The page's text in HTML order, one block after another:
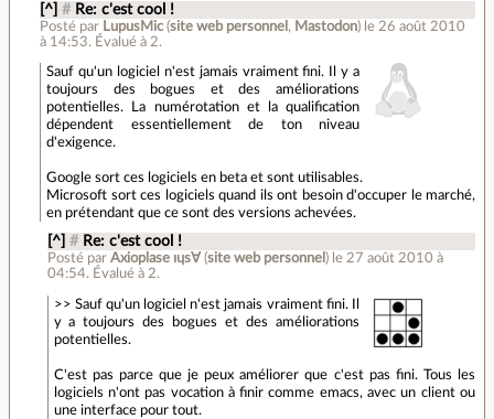
[^] # Re: c'est cool !
Posté par LupusMic(site web personnel , Mastodon) le 26 août 2010
à 14:53. Évalué à 2.
Sauf qu'un logiciel n'est jamais vraiment fini. Il y a
toujours des bogues et des améliorations
potentielles. La numérotation et la qualification
dépendent essentiellement de ton niveau
d'exigence.
Google sort ces logiciels en beta et sont utilisables.
Microsoft sort ces logiciels quand ils ont besoin d'occuper le marché,
en prétendant que ce sont des versions achevées.
[^] # Re: c'est cool !
Posté par Axioplase ıɥs∀(site web personnel ) le 27 août 2010 à
04:54.Évalué à 2.
>> Sauf qu'un logiciel n'est jamais vraiment fini. Il
y a toujours des bogues et des améliorations
potentielles.
C'est pas parce que je peux améliorer que c'est pas fini. Tous les
logiciels n'ont pas vocation à finir comme emacs, avec un client ou
une interface pour tout.